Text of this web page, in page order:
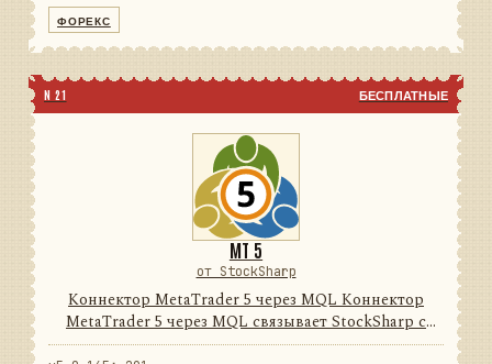
ФОРЕКС
N 21 БЕСПЛАТНЫЕ
MT 5
от StockSharp
Коннектор MetaTrader 5 через MQL Коннектор
MetaTrader 5 через MQL связывает StockSharp с
терминалом MetaTrader 5 через поставляемый